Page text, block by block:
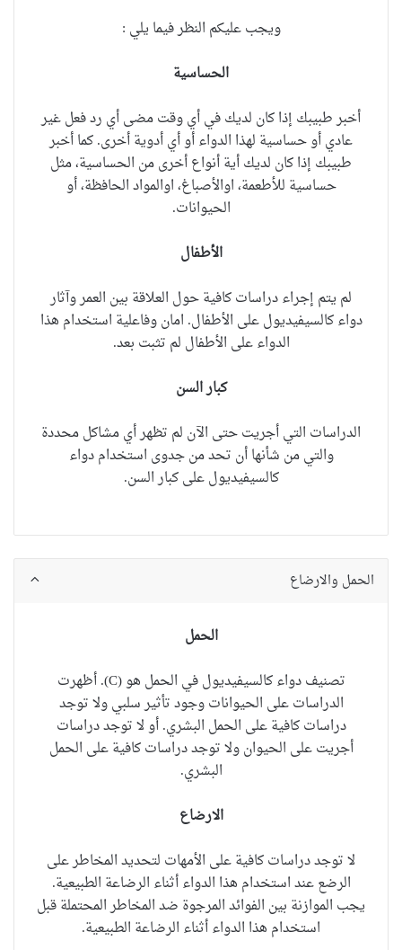
ويجب عليكم النظر فيما يلي :
الحساسية
أخبر طبيبك إذا كان لديك في أي وقت مضى أي رد فعل غير
عادي أو حساسية لهذا الدواء أو أي أدوية أخرى.كما أخبر
طبيبك إذا كان لديك أية أنواع أخرى من الحساسية، مثل
حساسية للأطعمة، اوالأصباغ، اوالمواد الحافظة، أو
الحيوانات.
الأطفال
لم يتم إجراء دراسات كافية حول العلاقة بين العمر وآثار
دواء كالسيفيديول على الأطفال. امان وفاعلية استخدام هذا
الدواء على الأطفال لم تثبت بعد.
كبار السن
الدراسات التي أجريت حتى الآن لم تظهر أي مشاكل محددة
والتي من شأنها أن تحد من جدوى استخدام دواء
كالسيفيديول على كبار السن.
الحمل والارضاع
الحمل
تصنيف دواءكالسيفيديول
في الحمل هو (C). أظهرت
الدراسات على الحيوانات وجود تأثير سلبي ولا توجد
دراسات كافية على الحمل البشري. أو لا توجد دراسات
أجريت على الحيوان ولا توجد دراسات كافية على الحمل
البشري.
الارضاع
لا توجد دراسات كافية على الأمهات لتحديد المخاطر على
الرضع عند استخدام هذا الدواء أثناء الرضاعة الطبيعية.
يجب الموازنة بين الفوائد المرجوة ضد المخاطر المحتملة قبل
استخدام هذا الدواء أثناء الرضاعة الطبيعية.